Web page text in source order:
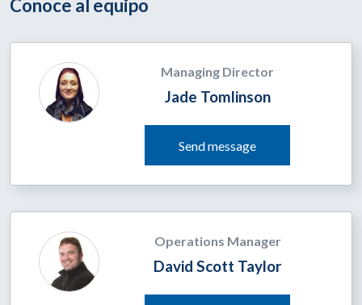
Conoce al equipo
Managing Director
Jade Tomlinson
Send message
Operations Manager
David Scott Taylor